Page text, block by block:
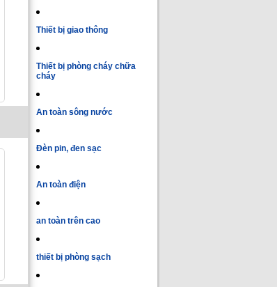
Thiết bị giao thông
Thiết bị phòng cháy chữa
cháy
An toàn sông nước
Đèn pin, đen sạc
An toàn điện
an toàn trên cao
thiết bị phòng sạch